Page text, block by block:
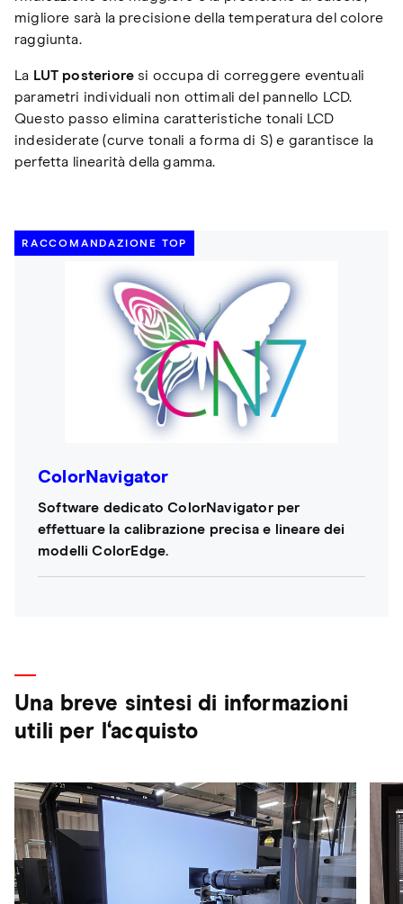
migliore sarà la precisione della temperatura del colore
raggiunta.
La LUT posteriore si occupa di correggere eventuali
parametri individuali non ottimali del pannello LCD.
Questo passo elimina caratteristiche tonali LCD
indesiderate (curve tonali a forma di S) e garantisce la
perfetta linearità della gamma.
RACCOMANDAZIONE TOP
ColorNavigator
Software dedicato ColorNavigator per
effettuare la calibrazione precisa e lineare dei
modelli ColorEdge.
Una breve sintesi di informazioni
utili per l‘acquisto